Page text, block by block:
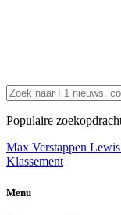
Populaire
Max Verstappen
Klassement
Menu